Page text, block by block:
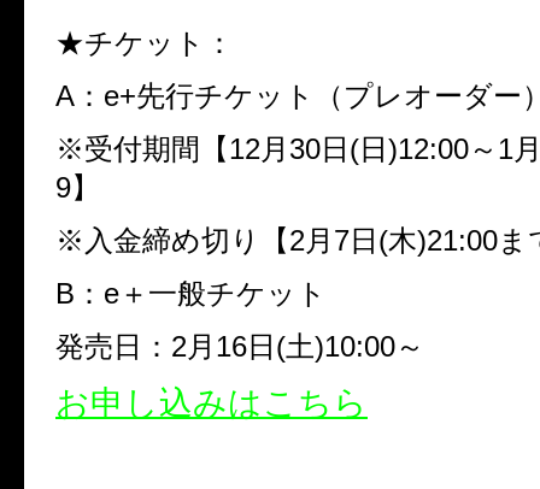
★チケット：
A ： e+先行チケット（プレオーダー
※受付期間【12月 30日 (日 )12:00～ 1
9】
※ 入金締め切り【2月 7日 (木)21:00ま
B ： e＋一般チケット
発売日： 2月 16日 (土)10:00～
お申し込みはこちら